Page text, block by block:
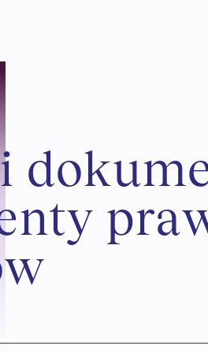
i dokum
nty pra
w